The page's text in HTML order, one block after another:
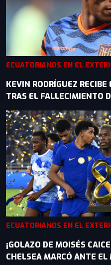
ECUATORIANOS EN EL
KEVIN RODRÍGUEZ RECIBE
TRAS EL FALLECIMIENTO
ECUATORIANOS EN EL
¡GOLAZO DE MOISÉS
CHELSEA MARCÓ ANTE EL